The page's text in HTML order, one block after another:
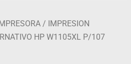
/ IMPRESION
HP W1105XL P/107